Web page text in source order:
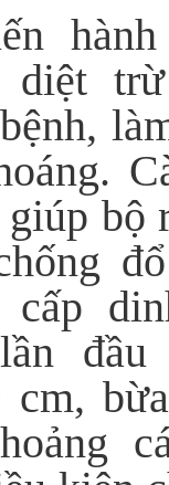
diệt
bộ
cấp
đầu
cm,